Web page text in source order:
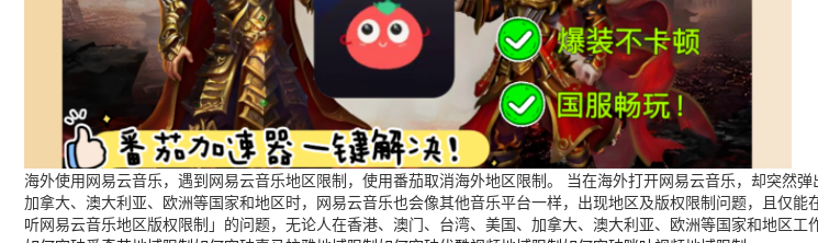
海外使用网易云音乐，遇到网易云音乐地区限制，使用番茄取消海外地区限制。 当在海外打开网易云音乐，却突然
加拿大、澳大利亚、欧洲等国家和地区时，网易云音乐也会像其他音乐平台一样，出现地区及版权限制问题，且仅
听网易云音乐地区版权限制」的问题，无论人在香港、澳门、台湾、美国、加拿大、澳大利亚、欧洲等国家和地区工